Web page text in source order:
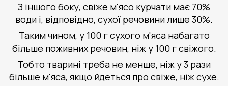
З іншого боку, свіже м'ясо курчати має 70%
води і, відповідно, сухої речовини лише 30%.
Таким чином, у 100 г сухого м'яса набагато
більше поживних речовин, ніж у 100 г свіжого.
Тобто тварині треба не менше, ніж у 3 рази
більше м'яса, якщо йдеться про свіже, ніж сухе.